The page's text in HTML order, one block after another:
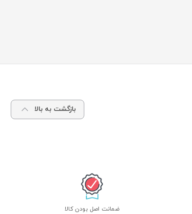
بازگشت به بالا
ضمانت اصل بودن کالا